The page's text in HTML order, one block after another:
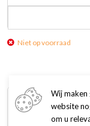
Niet op voorraad
Omschrijving
Wij maken
website
om u